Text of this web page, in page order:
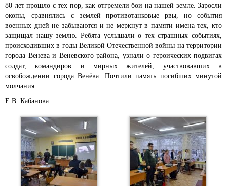
80 лет прошло с тех пор, как отгремели бои на нашей земле. Заросли
окопы, сравнялись с землей противотанковые рвы, но события
военных дней не забываются и не меркнут в памяти имена тех, кто
защищал нашу землю. Ребята услышали о тех страшных событиях,
происходивших в годы Великой Отечественной войны на территории
города Венева и Веневского района, узнали о героических подвигах
солдат, командиров и мирных жителей, участвовавших в
освобождении города Венёва. Почтили память погибших минутой
молчания.
Е.В. Кабанова